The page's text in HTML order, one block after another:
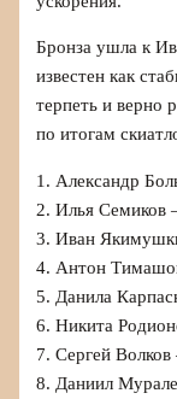
Бронза ушла к
известен как
терпеть и верно
по итогам
1. Александр
2. Илья Семиков
3. Иван
4. Антон
5. Данила
6. Никита
7. Сергей
8. Даниил